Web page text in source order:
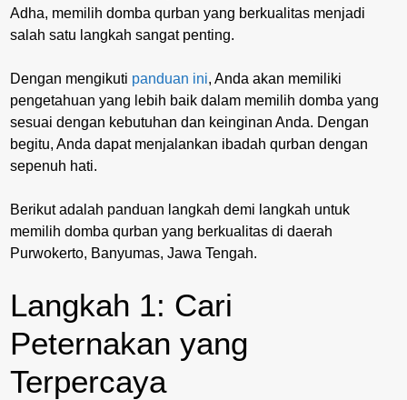
Adha, memilih domba qurban yang berkualitas menjadi
salah satu langkah sangat penting.
Dengan mengikuti panduan ini, Anda akan memiliki
pengetahuan yang lebih baik dalam memilih domba yang
sesuai dengan kebutuhan dan keinginan Anda. Dengan
begitu, Anda dapat menjalankan ibadah qurban dengan
sepenuh hati.
Berikut adalah panduan langkah demi langkah untuk
memilih domba qurban yang berkualitas di daerah
Purwokerto, Banyumas, Jawa Tengah.
Langkah 1: Cari
Peternakan yang
Terpercaya